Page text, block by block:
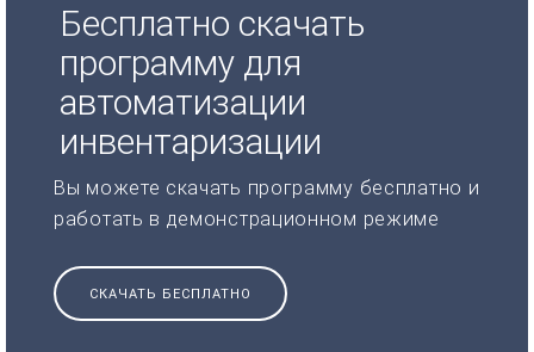
Бесплатно скачать
программу для
автоматизации
инвентаризации
Вы можете скачать программу бесплатно и
работать в демонстрационном режиме
СКАЧАТЬ БЕСПЛАТНО